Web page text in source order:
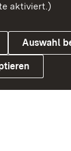
aktiviert.)
Auswahl